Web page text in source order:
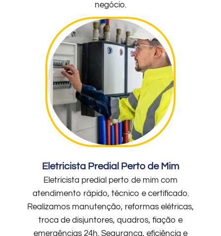
negócio.
Eletricista Predial Perto de Mim
Eletricista predial perto de mim com
atendimento rápido, técnico e certificado.
Realizamos manutenção, reformas elétricas,
troca de disjuntores, quadros, fiação e
emergências 24h. Segurança, eficiência e